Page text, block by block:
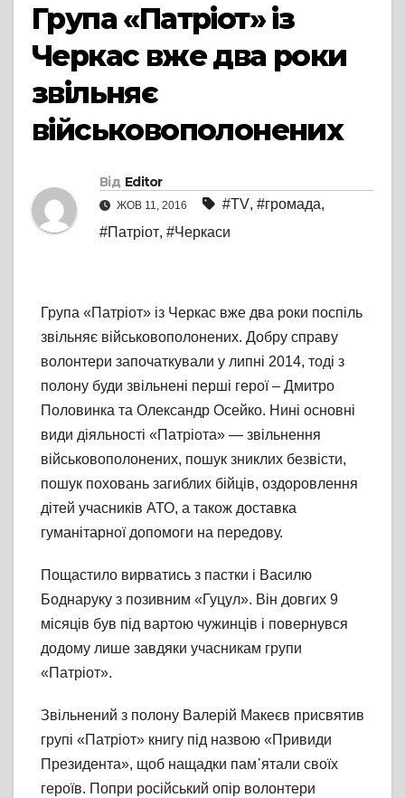
Група «Патріот» із
Черкас вже два роки
звільняє
військовополонених
Від Editor
ЖОВ 11, 2016 #TV, #громада,
#Патріот, #Черкаси
Група «Патріот» із Черкас вже два роки поспіль
звільняє військовополонених. Добру справу
волонтери започаткували у липні 2014, тоді з
полону буди звільнені перші герої – Дмитро
Половинка та Олександр Осейко. Нині основні
види діяльності «Патріота» — звільнення
військовополонених, пошук зниклих безвісти,
пошук поховань загиблих бійців, оздоровлення
дітей учасників АТО, а також доставка
гуманітарної допомоги на передову.
Пощастило вирватись з пастки і Василю
Боднаруку з позивним «Гуцул». Він довгих 9
місяців був під вартою чужинців і повернувся
додому лише завдяки учасникам групи
«Патріот».
Звільнений з полону Валерій Макеєв присвятив
групі «Патріот» книгу під назвою «Привиди
Президента», щоб нащадки пам᾽ятали своїх
героїв. Попри російський опір волонтери